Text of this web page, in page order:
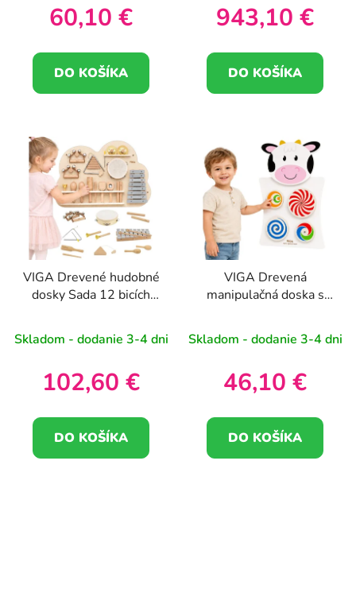
60,10 €
DO KOŠÍKA
943,10 €
DO KOŠÍKA
VIGA Drevené hudobné
dosky Sada 12 bicích
Skladom - dodanie 3-4 dni
102,60 €
DO KOŠÍKA
VIGA Drevená
manipulačná doska s
certifikát
Skladom - dodanie 3-4 dni
46,10 €
DO KOŠÍKA